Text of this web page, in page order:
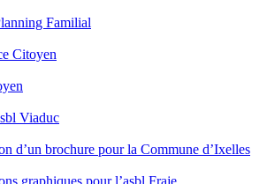
Familial
Citoyen
Viaduc
d’un brochure pour la Commune d’Ixelles